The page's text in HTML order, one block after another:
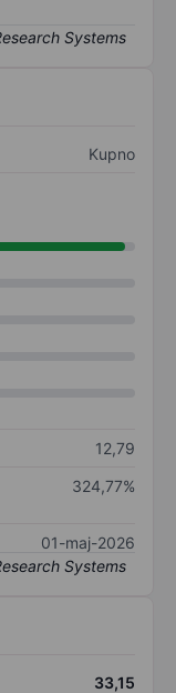
Kupno
12,79
324,77%
01-maj-2026
33,15